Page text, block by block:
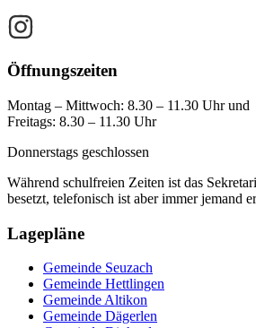
Öffnungszeiten
Montag – Mittwoch: 8.30 – 11.30 Uhr und
Freitags: 8.30 – 11.30 Uhr
Donnerstags geschlossen
Während schulfreien Zeiten ist das
besetzt, telefonisch ist aber immer jemand
Lagepläne
Gemeinde Seuzach
Gemeinde Hettlingen
Gemeinde Altikon
Gemeinde Dägerlen